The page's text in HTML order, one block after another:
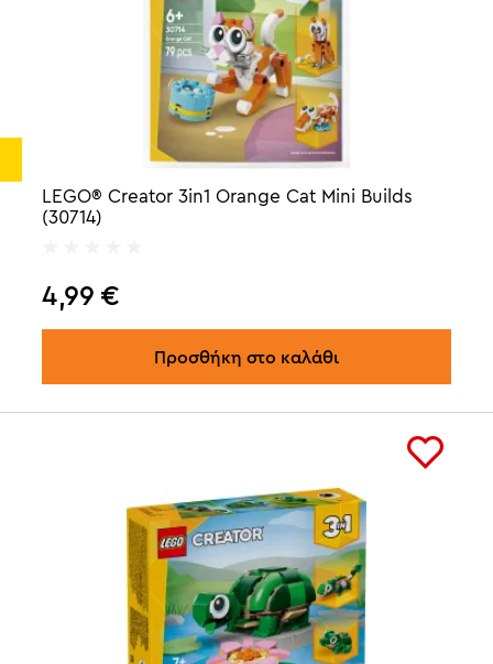
LEGO® Creator 3in1 Orange Cat Mini Builds
(30714)
4,99 €
Προσθήκη στο καλάθι